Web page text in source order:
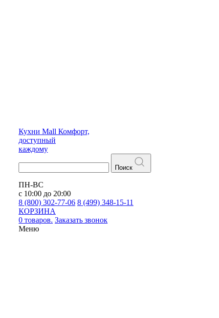
Кухни Mall Комфорт,
доступный
каждому
Поиск
ПН-ВС
с 10:00 до 20:00
8 (800) 302-77-06 8 (499) 348-15-11
КОРЗИНА
0 товаров. Заказать звонок
Меню